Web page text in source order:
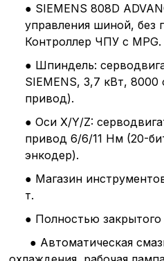
● SIEMENS 808D
управления шиной, без
Контроллер ЧПУ с MPG.
● Шпиндель:
SIEMENS, 3,7 кВт,
привод).
● Оси X/Y/Z:
привод 6/6/11 Нм (20-
энкодер).
● Магазин
т.
● Полностью закрытого
● Автоматическая